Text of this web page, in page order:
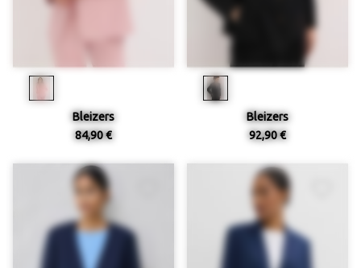
Bleizers
84,90 €
Bleizers
92,90 €